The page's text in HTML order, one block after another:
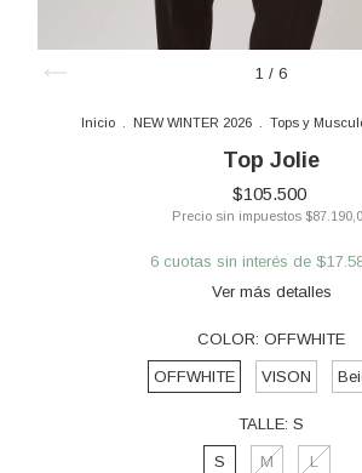
1 / 6
Inicio NEW WINTER 2026 Tops y
Top Jolie
$105.500
Precio sin impuestos
6 cuotas sin interés de
Ver más detalles
COLOR: OFFWHITE
OFFWHITE VISON
TALLE: S
S M L